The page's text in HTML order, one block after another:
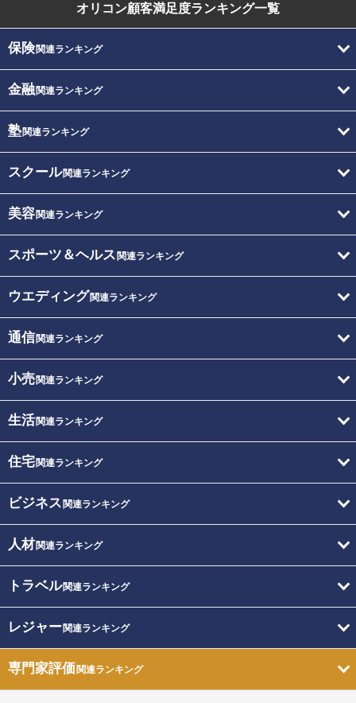
オリコン顧客満足度ランキング一覧
保険関連ランキング
金融関連ランキング
塾関連ランキング
スクール関連ランキング
美容関連ランキング
スポーツ＆ヘルス 関連ランキング
ウエディング関連ランキング
通信関連ランキング
小売関連ランキング
生活関連ランキング
住宅関連ランキング
ビジネス 関連ランキング
人材関連ランキング
トラベル関連ランキング
レジャー関連ランキング
専門家評価関連ランキング